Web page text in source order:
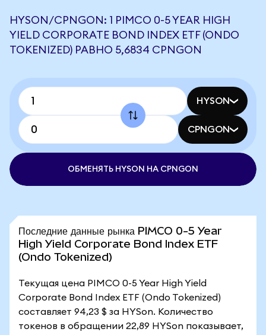
HYSON/CPNGON: 1 PIMCO 0-5 YEAR HIGH
YIELD CORPORATE BOND INDEX ETF (ONDO
TOKENIZED) РАВНО 5,6834 CPNGON
HYSON
CPNGON
ОБМЕНЯТЬ HYSON НА CPNGON
Последние данные рынка PIMCO 0-5 Year
High Yield Corporate Bond Index ETF
(Ondo Tokenized)
Текущая цена PIMCO 0-5 Year High Yield
Corporate Bond Index ETF (Ondo Tokenized)
составляет 94,23 $ за HYSon. Количество
токенов в обращении 22,89 HYSon показывает,